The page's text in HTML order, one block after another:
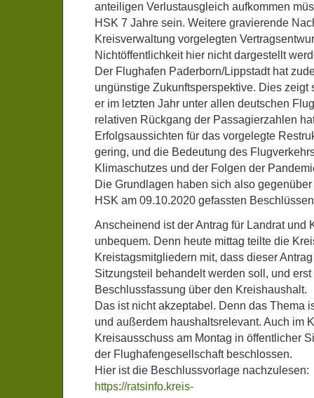
anteiligen Verlustausgleich aufkommen
HSK 7 Jahre sein. Weitere gravierende
Kreisverwaltung vorgelegten
Nichtöffentlichkeit hier nicht dargestellt
Der Flughafen Paderborn/Lippstadt hat
ungünstige Zukunftsperspektive. Dies zeigt
er im letzten Jahr unter allen deutschen
relativen Rückgang der Passagierzahlen
Erfolgsaussichten für das vorgelegte
gering, und die Bedeutung des
Klimaschutzes und der Folgen der
Die Grundlagen haben sich also
HSK am 09.10.2020 gefassten
Anscheinend ist der Antrag für Landrat und
unbequem. Denn heute mittag teilte die
Kreistagsmitgliedern mit, dass dieser
Sitzungsteil behandelt werden soll, und erst
Beschlussfassung über den Kreishaushalt.
Das ist nicht akzeptabel. Denn das Thema
und außerdem haushaltsrelevant. Auch im
Kreisausschuss am Montag in öffentlicher
der Flughafengesellschaft beschlossen.
Hier ist die Beschlussvorlage nachzulesen:
https://ratsinfo.kreis-